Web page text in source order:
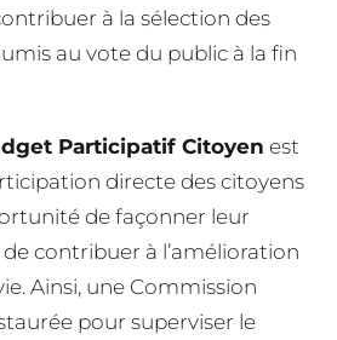
à la sélection des
au vote du public à la fin
Participatif Citoyen est
directe des citoyens
de façonner leur
contribuer à l’amélioration
Ainsi, une Commission
pour superviser le